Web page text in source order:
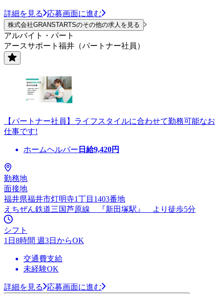
詳細を見る 応募画面に進む
株式会社GRANSTARTSのその他の求人を見る
アルバイト・パート
アースサポート福井（パートナー社員）
【パートナー社員】ライフスタイルに合わせて勤務可能なお
仕事です!
ホームヘルパー 日給9,420円
勤務地
面接地
福井県福井市灯明寺1丁目1403番地
えちぜん鉄道三国芦原線 『新田塚駅』 より徒歩5分
シフト
1日8時間 週3日からOK
交通費支給
未経験OK
詳細を見る 応募画面に進む